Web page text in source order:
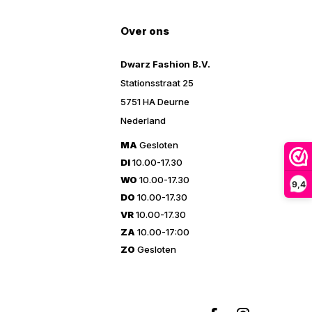
9,4
Over ons
Dwarz Fashion B.V.
Stationsstraat 25
5751 HA Deurne
Nederland
MA Gesloten
DI10.00-17.30
WO 10.00-17.30
DO 10.00-17.30
VR10.00-17.30
ZA 10.00-17:00
ZO Gesloten